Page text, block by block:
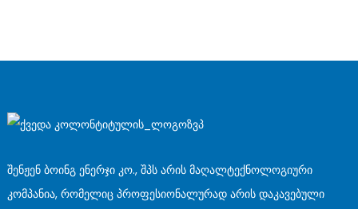
შენჟენ ბოინგ ენერჯი კო., შპს არის მაღალტექნოლოგიური
კომპანია, რომელიც პროფესიონალურად არის დაკავებული